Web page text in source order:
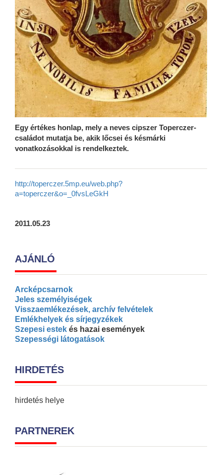
Egy értékes honlap, mely a neves cipszer Toperczer-
családot mutatja be, akik lőcsei és késmárki
vonatkozásokkal is rendelkeztek.
http://toperczer.5mp.eu/web.php?
a=toperczer&o=_0fvsLeGkH
2011.05.23
AJÁNLÓ
Arcképcsarnok
Jeles személyiségek
Visszaemlékezések, archív felvételek
Emlékhelyek és sírjegyzékek
Szepesi estek és hazai események
Szepességi látogatások
HIRDETÉS
hirdetés helye
PARTNEREK